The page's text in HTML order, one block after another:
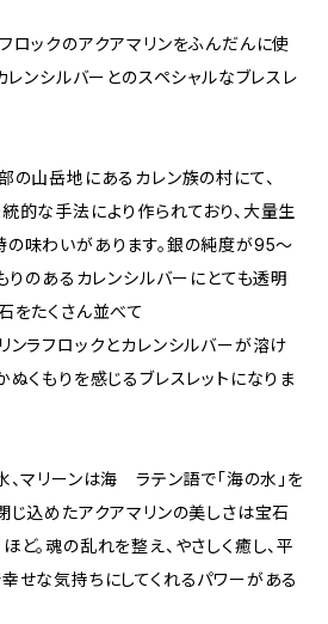
ロックのアクアマリンをふんだんに使
ンシルバーとのスペシャルなブレスレ
の山岳地にあるカレン族の村にて、
的な手法により作られており、大量生
味わいがあります。銀の純度が95〜
りのあるカレンシルバーにとても透明
をたくさん並べて
ンラフロックとカレンシルバーが溶け
ぬくもりを感じるブレスレットになりま
、マリーンは海 ラテン語で「海の水」を
じ込めたアクアマリンの美しさは宝石
ど。魂の乱れを整え、やさしく癒し、平
せな気持ちにしてくれるパワーがある